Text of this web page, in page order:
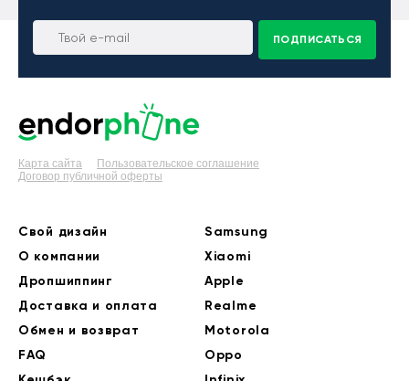
ПОДПИСАТЬСЯ
Карта сайта
Пользовательское соглашение
Договор публичной оферты
Свой дизайн
О компании
Дропшиппинг
Доставка и оплата
Обмен и возврат
FAQ
Samsung
Xiaomi
Apple
Realme
Motorola
Oppo